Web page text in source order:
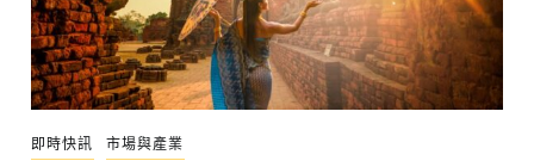
即時快訊 市場與產業